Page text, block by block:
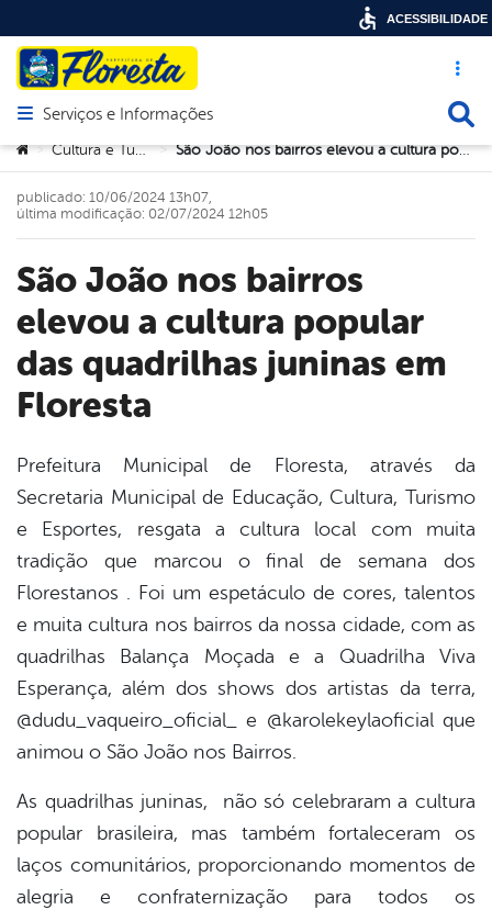
Acesso
Abrir menu principal de navegação
Serviços e Informações
Você está aqui:
> Cultura e Turismo > São João nos bairros elevou a cultura popular das quadrilhas juninas em Floresta
São João nos bairros
elevou a cultura popular
das quadrilhas juninas em
Floresta
publicado: 10/06/2024 13h07,
última modificação: 02/07/2024 12h05
Prefeitura Municipal de Floresta, através da
Secretaria Municipal de Educação, Cultura, Turismo
e Esportes, resgata a cultura local com muita
tradição que marcou o final de semana dos
Florestanos . Foi um espetáculo de cores, talentos
e muita cultura nos bairros da nossa cidade, com as
quadrilhas Balança Moçada e a Quadrilha Viva
Esperança, além dos shows dos artistas da terra,
@dudu_vaqueiro_oficial_ e @karolekeylaoficial que
animou o São João nos Bairros.
As quadrilhas juninas, não só celebraram a cultura
popular brasileira, mas também fortaleceram os
laços comunitários, proporcionando momentos de
alegria e confraternização para todos os
ACESSIBILIDADE